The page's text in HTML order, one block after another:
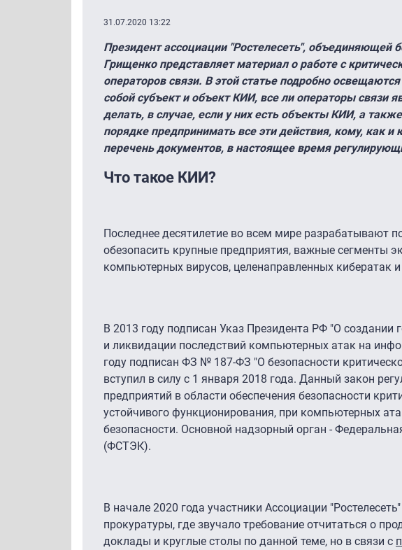
31.07.2020 13:22
Президент ассоциации "Ростелесеть", объединяющей
Грищенко представляет материал о работе с
операторов связи. В этой статье подробно
собой субъект и объект КИИ, все ли операторы
делать, в случае, если у них есть объекты КИИ, а
порядке предпринимать все эти действия, кому, как и
перечень документов, в настоящее время
Что такое КИИ?
Последнее десятилетие во всем мире разрабатывают
обезопасить крупные предприятия, важные сегменты
компьютерных вирусов, целенаправленных кибератак
В 2013 году подписан Указ Президента РФ "О
и ликвидации последствий компьютерных атак на
году подписан ФЗ № 187-ФЗ "О безопасности
вступил в силу с 1 января 2018 года. Данный закон
предприятий в области обеспечения безопасности
устойчивого функционирования, при компьютерных
безопасности. Основной надзорный орган -
(ФСТЭК).
В начале 2020 года участники Ассоциации
прокуратуры, где звучало требование отчитаться о
доклады и круглые столы по данной теме, но в связи с